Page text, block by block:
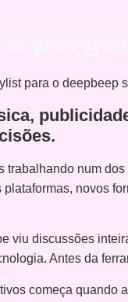
a
trabalhando num
novos
viu discussões
Antes da
começa